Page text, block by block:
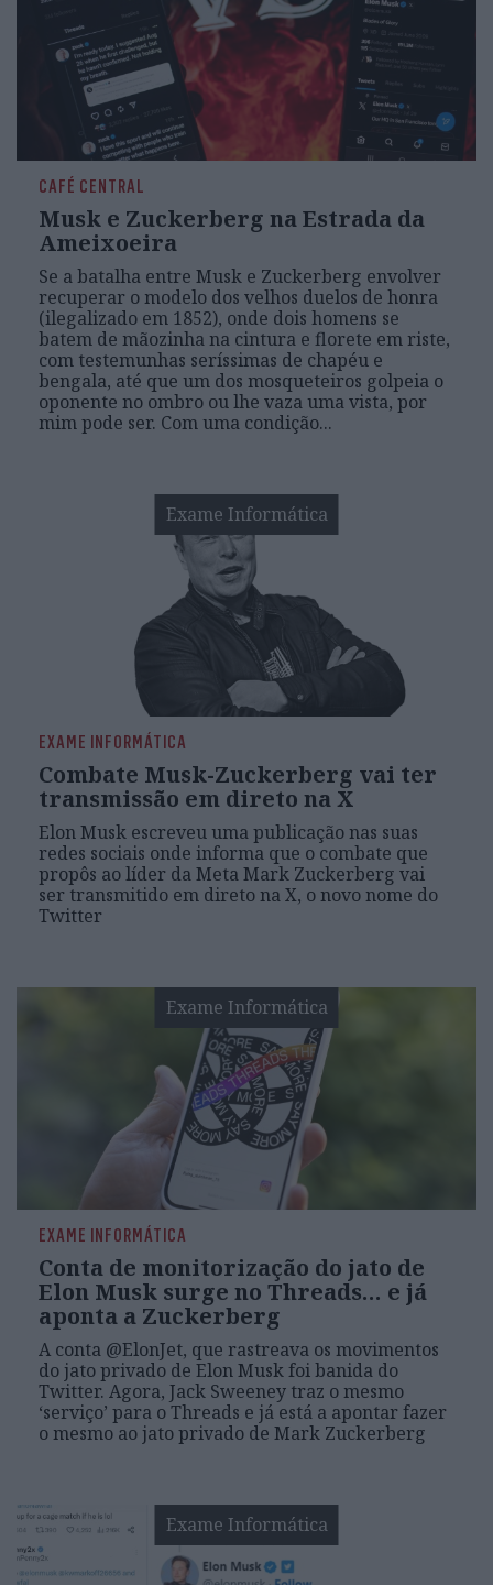
CAFÉ CENTRAL
Musk e Zuckerberg na Estrada da
Ameixoeira
Se a batalha entre Musk e Zuckerberg envolver
recuperar o modelo dos velhos duelos de honra
(ilegalizado em 1852), onde dois homens se
batem de mãozinha na cintura e florete em riste,
com testemunhas seríssimas de chapéu e
bengala, até que um dos mosqueteiros golpeia o
oponente no ombro ou lhe vaza uma vista, por
mim pode ser. Com uma condição...
Exame Informática
EXAME INFORMÁTICA
Combate Musk-Zuckerberg vai ter
transmissão em direto na X
Elon Musk escreveu uma publicação nas suas
redes sociais onde informa que o combate que
propôs ao líder da Meta Mark Zuckerberg vai
ser transmitido em direto na X, o novo nome do
Twitter
Exame Informática
EXAME INFORMÁTICA
Conta de monitorização do jato de
Elon Musk surge no Threads… e já
aponta a Zuckerberg
A conta @ElonJet, que rastreava os movimentos
do jato privado de Elon Musk foi banida do
Twitter. Agora, Jack Sweeney traz o mesmo
‘serviço’ para o Threads e já está a apontar fazer
o mesmo ao jato privado de Mark Zuckerberg
Exame Informática